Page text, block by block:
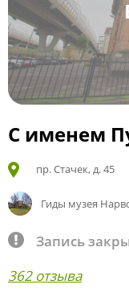
С именем
пр. Стачек, д. 45
Гиды музея
Запись
362 отзыва